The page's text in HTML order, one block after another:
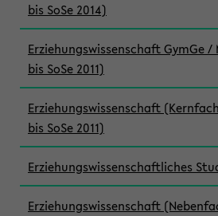
bis SoSe 2014)
Erziehungswissenschaft GymGe /
bis SoSe 2011)
Erziehungswissenschaft
bis SoSe 2011)
Erziehungswissenschaftliches
Erziehungswissenschaft